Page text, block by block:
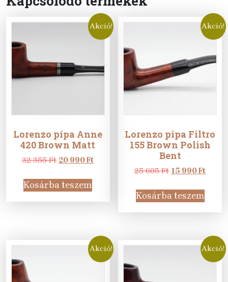
Akció!
Lorenzo pipa Anne
420 Brown Matt
32 355Ft Original
was:
32
355 Ft.
20 990FtCurrent
990 Ft.
Kosárba teszem
Akció!
Lorenzo pipa Filtro
155 Brown Polish
Bent
25 605Ft Original
was:
25
605 Ft.
15 990Ft
990
Kosárba teszem
Akció! Akció!